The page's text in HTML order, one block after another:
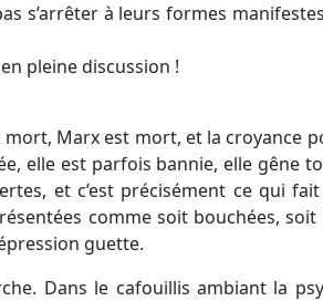
s’arrêter à leurs formes
pleine discussion !
Marx est mort, et la croyance
elle est parfois bannie, elle gêne
et c’est précisément ce qui
comme soit bouchées,
guette.
Dans le cafouillis ambiant la